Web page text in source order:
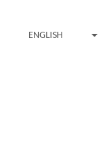
ENGLISH